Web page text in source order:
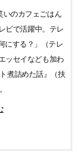
いのカフェごはん
ビで活躍中。テレ
にする？」（テレ
ッセイなども加わ
煮詰めた話』（扶